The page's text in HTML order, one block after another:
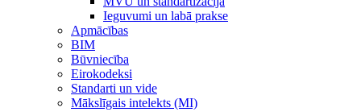
Ieguvumi un labā prakse
Apmācības
BIM
Būvniecība
Eirokodeksi
Standarti un vide
Mākslīgais intelekts (MI)